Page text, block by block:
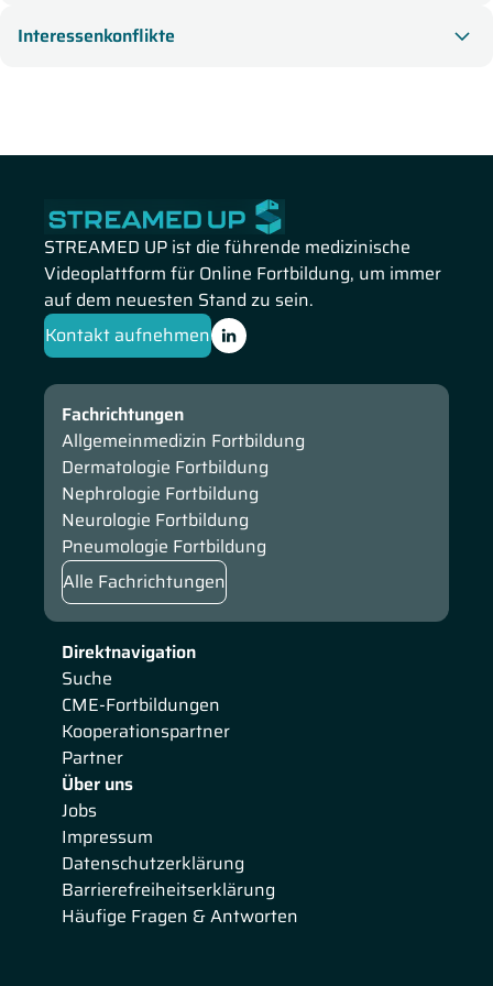
rechtlicher Perspektive beachtet und bewertet werden
Interessenkonflikte
STREAMED UP ist die führende medizinische
Videoplattform für Online Fortbildung, um immer
auf dem neuesten Stand zu sein.
Kontakt aufnehmen
Direktnavigation
Suche
CME-Fortbildungen
Kooperationspartner
Partner
Über uns
Jobs
Impressum
Datenschutzerklärung
Barrierefreiheitserklärung
Häufige Fragen & Antworten
Fachrichtungen
Allgemeinmedizin Fortbildung
Dermatologie Fortbildung
Nephrologie Fortbildung
Neurologie Fortbildung
Pneumologie Fortbildung
Alle Fachrichtungen